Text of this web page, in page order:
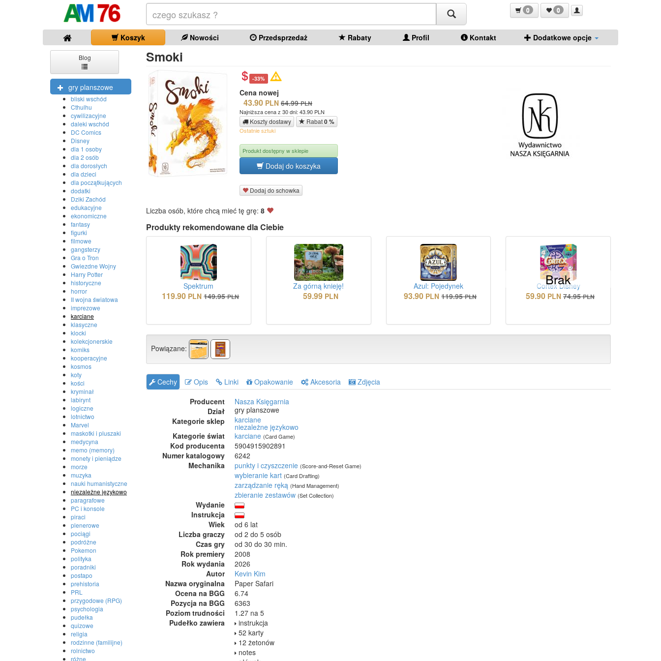
0 0
Koszyk Nowości Przedsprzedaż Rabaty Profil Kontakt Dodatkowe opcje
Blog
gry planszowe
bliski wschód
Cthulhu
cywilizacyjne
daleki wschód
DC Comics
Disney
dla 1 osoby
dla 2 osób
dla dorosłych
dla dzieci
dla początkujących
dodatki
Dziki Zachód
edukacyjne
ekonomiczne
fantasy
figurki
filmowe
gangsterzy
Gra o Tron
Gwiezdne Wojny
Harry Potter
historyczne
horror
II wojna światowa
imprezowe
karciane
klasyczne
klocki
kolekcjonerskie
komiks
kooperacyjne
kosmos
koty
kości
kryminał
labirynt
logiczne
lotnictwo
Marvel
maskotki i pluszaki
medycyna
memo (memory)
monety i pieniądze
morze
muzyka
nauki humanistyczne
niezależne językowo
paragrafowe
PC i konsole
piraci
plenerowe
pociągi
podróżne
Pokemon
polityka
poradniki
postapo
prehistoria
PRL
przygodowe (RPG)
psychologia
pudełka
quizowe
religia
rodzinne (familijne)
rolnictwo
różne
Smoki
-33%
Cena nowej
43.90 PLN 64.99 PLN
Najniższa cena z 30 dni: 43.90 PLN
Koszty dostawy Rabat0 %
Ostatnie sztuki
Produkt dostępny w sklepie
Dodaj do koszyka
Dodaj do schowka
Liczba osób, które chcą mieć tę grę: 8
Produkty rekomendowane dla Ciebie
Spektrum
119.90 PLN 149.95 PLN
Za górną knieję!
59.99 PLN
Azul: Pojedynek
93.90 PLN 119.95 PLN
Brak
Cortex Disney
59.90 PLN 74.95 PLN
Powiązane:
Cechy Opis Linki Opakowanie Akcesoria
Zdjęcia
Producent
Nasza Księgarnia
Dział
gry planszowe
Kategorie sklep
karciane
niezależne językowo
Kategorie świat
karciane (Card Game)
Kod producenta
5904915902891
Numer katalogowy
6242
Mechanika
punkty i czyszczenie (Score-and-Reset Game)
wybieranie kart (Card Drafting)
zarządzanie ręką (Hand Management)
zbieranie zestawów (Set Collection)
Wydanie
Instrukcja
Wiek
od 6 lat
Liczba graczy
od 2 do 5 osób
Czas gry
od 30 do 30 min.
Rok premiery
2008
Rok wydania
2026
Autor
Kevin Kim
Nazwa oryginalna
Paper Safari
Ocena na BGG
6.74
Pozycja na BGG
6363
Poziom trudności
1.27 na 5
Pudełko zawiera
instrukcja
52 karty
12 żetonów
notes